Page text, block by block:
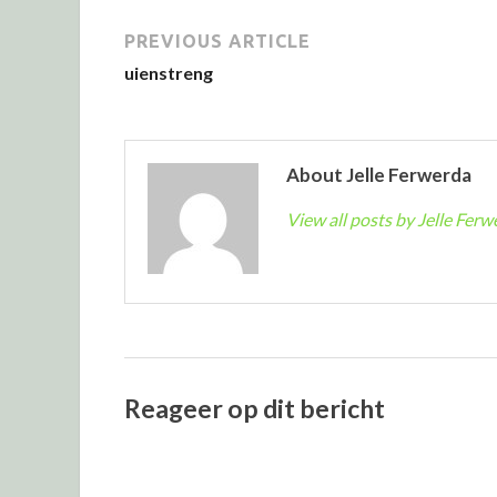
PREVIOUS ARTICLE
uienstreng
About Jelle Ferwerda
View all posts by Jelle
Reageer op dit bericht